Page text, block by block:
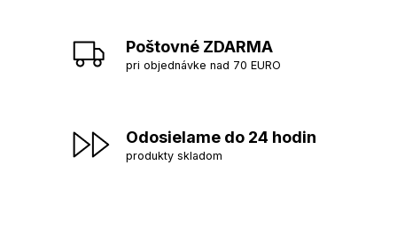
Poštovné ZDARMA
pri objednávke nad 70 EURO
Odosielame do 24 hodin
produkty skladom